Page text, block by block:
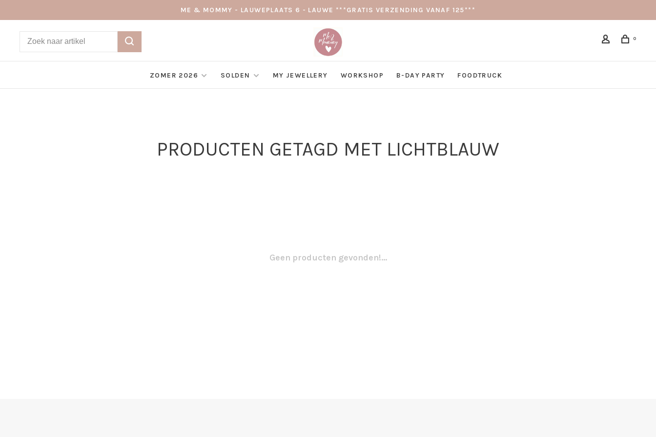
ME & MOMMY - LAUWEPLAATS 6 - LAUWE ***GRATIS VERZENDING VANAF 125***
0
ZOMER 2026 SOLDEN MY JEWELLERY WORKSHOP B-DAY PARTY FOODTRUCK
PRODUCTEN GETAGD MET LICHTBLAUW
Geen producten gevonden!...